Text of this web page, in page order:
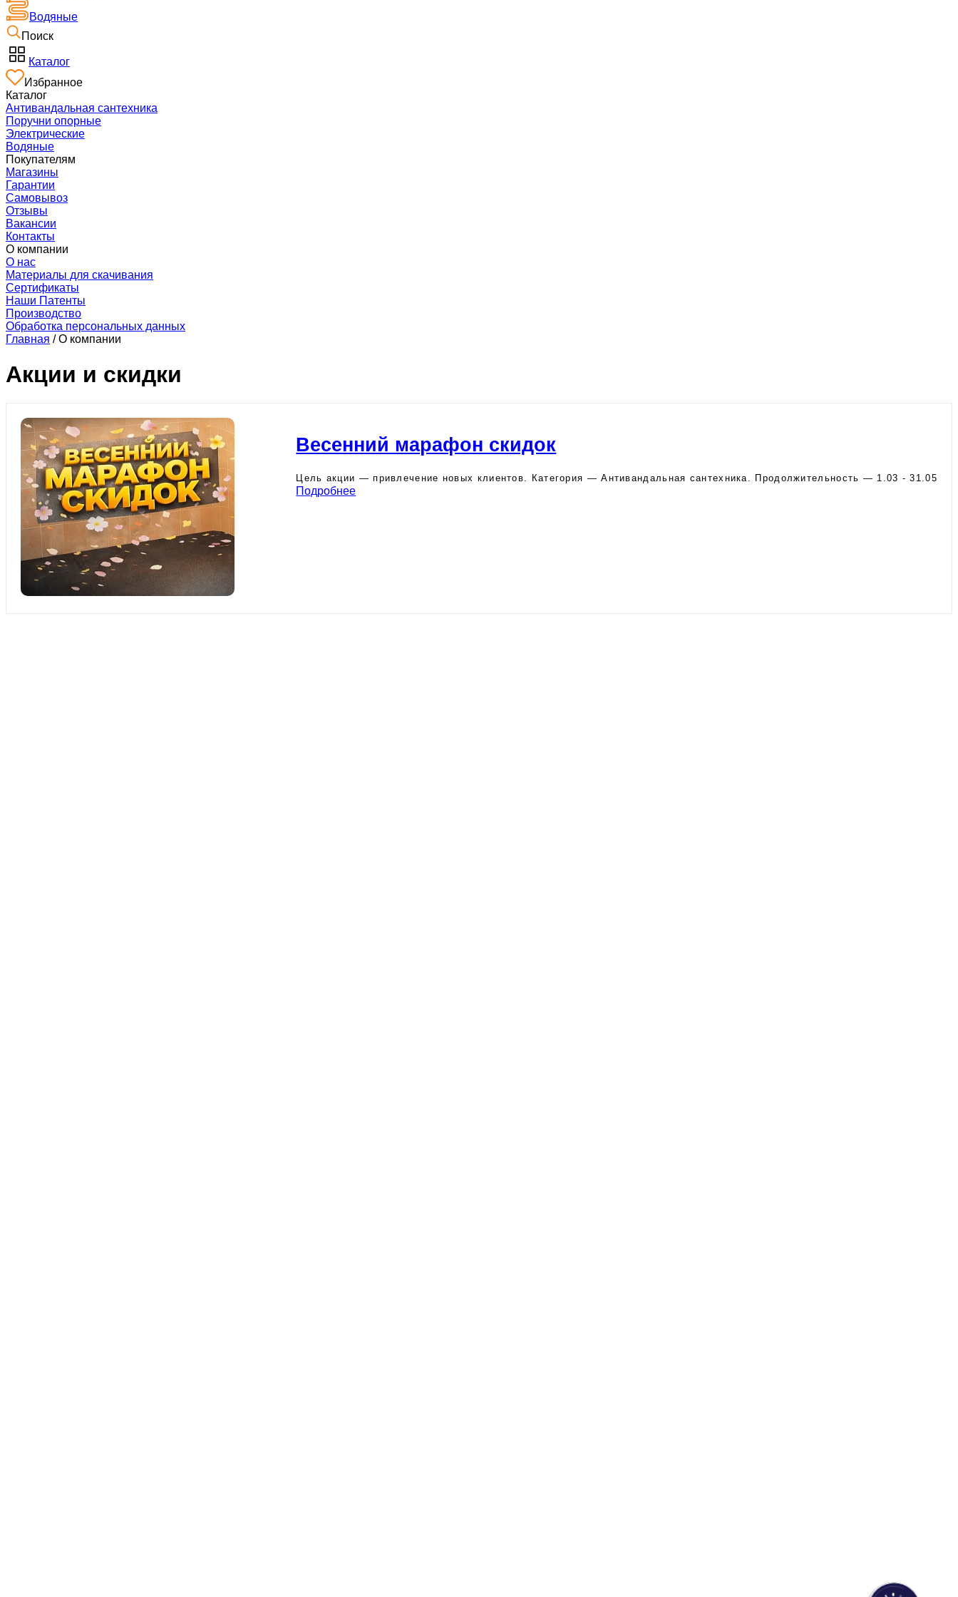
Водяные
Поиск
Каталог
Избранное
Каталог
Антивандальная сантехника
Поручни опорные
Электрические
Водяные
Покупателям
Магазины
Гарантии
Самовывоз
Отзывы
Вакансии
Контакты
О компании
О нас
Материалы для скачивания
Сертификаты
Наши Патенты
Производство
Обработка персональных данных
Главная / О компании
Акции и скидки
Весенний марафон скидок
Цель акции — привлечение новых клиентов. Категория — Антивандальная сантехника. Продолжительность — 1.03 - 31.05
Подробнее